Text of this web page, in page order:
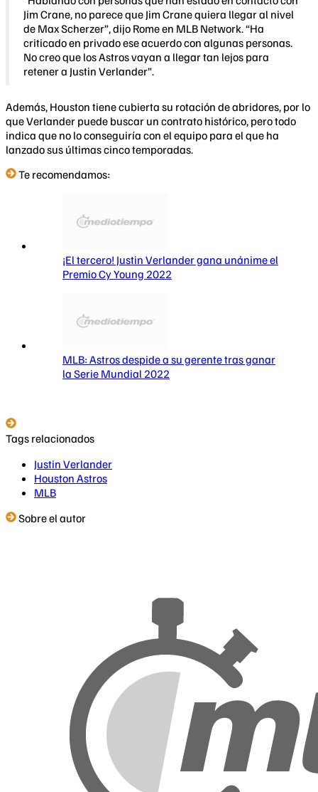
Jim Crane, no parece que Jim Crane quiera llegar al nivel
de Max Scherzer”, dijo Rome en MLB Network. “Ha
criticado en privado ese acuerdo con algunas personas.
No creo que los Astros vayan a llegar tan lejos para
retener a Justin Verlander”.
Además, Houston tiene cubierta su rotación de abridores, por lo
que Verlander puede buscar un contrato histórico, pero todo
indica que no lo conseguiría con el equipo para el que ha
lanzado sus últimas cinco temporadas.
Te recomendamos:
¡El tercero! Justin Verlander gana unánime el
Premio Cy Young 2022
MLB: Astros despide a su gerente tras ganar
la Serie Mundial 2022
Tags relacionados
Justin Verlander
Houston Astros
MLB
Sobre el autor